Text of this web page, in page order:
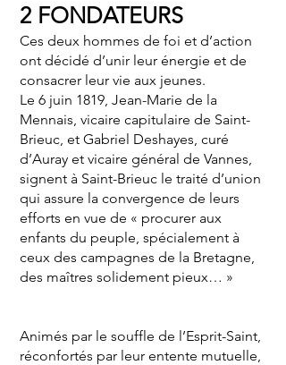
2 FONDATEURS
Ces deux hommes de foi et d’action
ont décidé d’unir leur énergie et de
consacrer leur vie aux jeunes.
Le 6 juin 1819, Jean-Marie de la
Mennais, vicaire capitulaire de Saint-
Brieuc, et Gabriel Deshayes, curé
d’Auray et vicaire général de Vannes,
signent à Saint-Brieuc le traité d’union
qui assure la convergence de leurs
efforts en vue de « procurer aux
enfants du peuple, spécialement à
ceux des campagnes de la Bretagne,
des maîtres solidement pieux… »
Animés par le souffle de l’Esprit-Saint,
réconfortés par leur entente mutuelle,